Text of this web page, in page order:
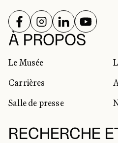
À PROPOS
Le Musée
Carrières
Salle de presse
RECHERCHE
RÉSEAUX
SUIVEZ-NOUS SUR
SUIVEZ-NOUS
SUIVEZ-